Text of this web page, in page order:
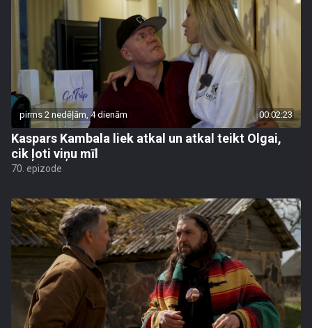
pirms 2 nedēļām, 4 dienām 00:02:23
Kaspars Kambala liek atkal un atkal teikt Olgai,
cik ļoti viņu mīl
70. epizode